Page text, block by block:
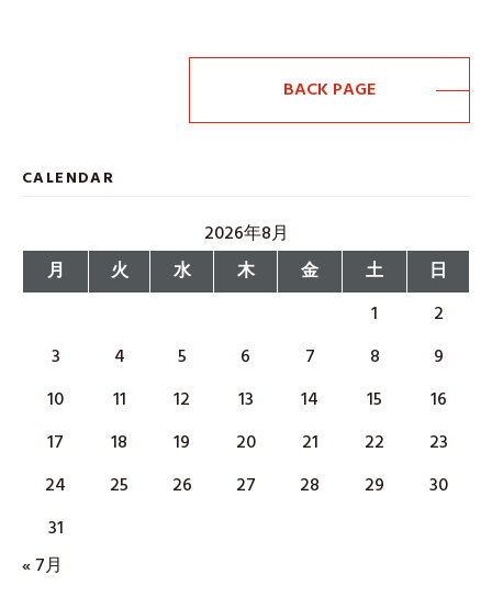
BACK PAGE
CALENDAR
2026年8月
月
火 水 木 金 土
日
1
2
3
4 5 6 7 8
9
10
11 12 13 14 15
16
17
18 19 20 21 22
23
24
25 26 27 28 29
30
31
« 7月